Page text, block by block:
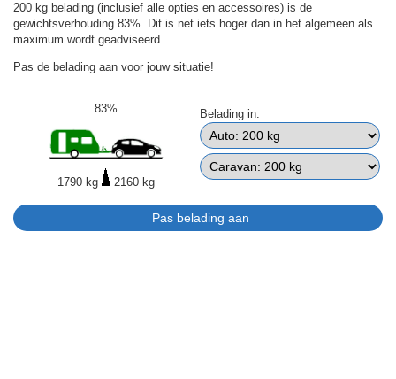
200 kg belading (inclusief alle opties en accessoires) is de
gewichtsverhouding 83%. Dit is net iets hoger dan in het algemeen als
maximum wordt geadviseerd.
Pas de belading aan voor jouw situatie!
83%
1790 kg 2160 kg
Belading in: